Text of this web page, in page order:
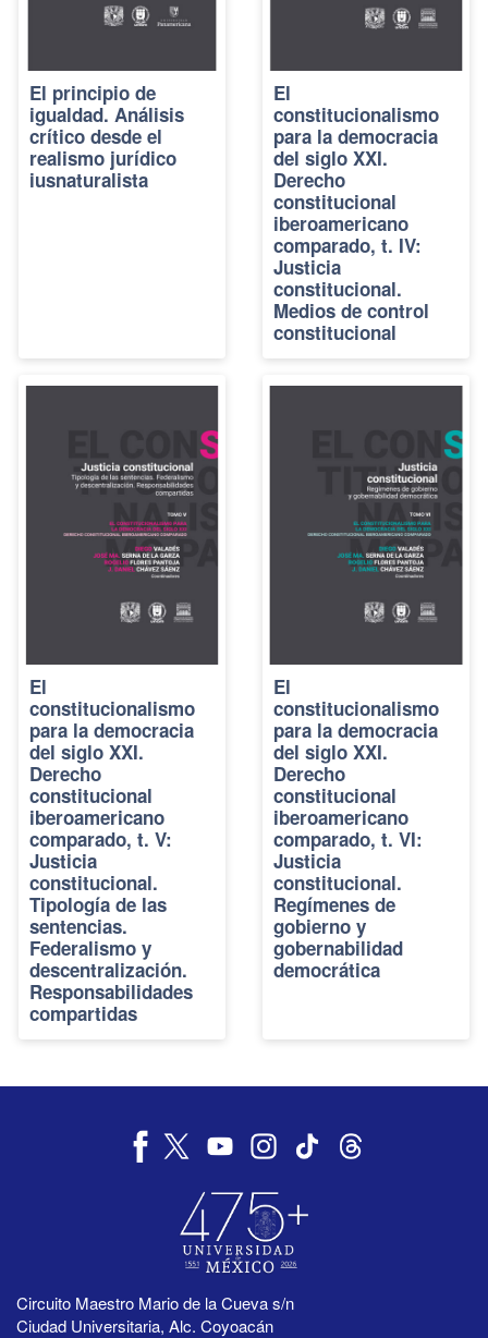
El principio de
igualdad. Análisis
crítico desde el
realismo jurídico
iusnaturalista
El
constitucionalismo
para la democracia
del siglo XXI.
Derecho
constitucional
iberoamericano
comparado, t. IV:
Justicia
constitucional.
Medios de control
constitucional
El
constitucionalismo
para la democracia
del siglo XXI.
Derecho
constitucional
iberoamericano
comparado, t. V:
Justicia
constitucional.
Tipología de las
sentencias.
Federalismo y
descentralización.
Responsabilidades
compartidas
El
constitucionalismo
para la democracia
del siglo XXI.
Derecho
constitucional
iberoamericano
comparado, t. VI:
Justicia
constitucional.
Regímenes de
gobierno y
gobernabilidad
democrática
Circuito Maestro Mario de la Cueva s/n
Ciudad Universitaria, Alc. Coyoacán